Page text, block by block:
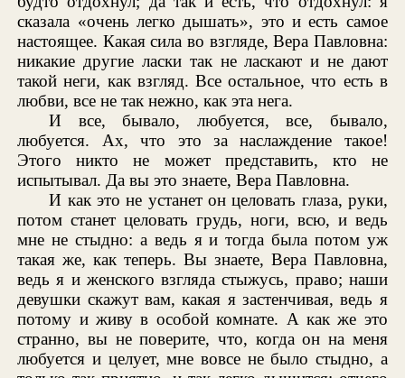
сказала «очень легко дышать», это и есть самое
настоящее. Какая сила во взгляде, Вера Павловна:
никакие другие ласки так не ласкают и не дают
такой неги, как взгляд. Все остальное, что есть в
любви, все не так нежно, как эта нега.
И все, бывало, любуется, все, бывало,
любуется. Ах, что это за наслаждение такое!
Этого никто не может представить, кто не
испытывал. Да вы это знаете, Вера Павловна.
И как это не устанет он целовать глаза, руки,
потом станет целовать грудь, ноги, всю, и ведь
мне не стыдно: а ведь я и тогда была потом уж
такая же, как теперь. Вы знаете, Вера Павловна,
ведь я и женского взгляда стыжусь, право; наши
девушки скажут вам, какая я застенчивая, ведь я
потому и живу в особой комнате. А как же это
странно, вы не поверите, что, когда он на меня
любуется и целует, мне вовсе не было стыдно, а